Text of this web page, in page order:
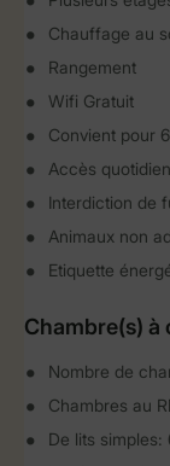
Chauffage au
Rangement
Wifi Gratuit
Convient pour
Accès
Interdiction de
Animaux non
Etiquette
Chambre(s) à
Nombre de
Chambres au
De lits simples: